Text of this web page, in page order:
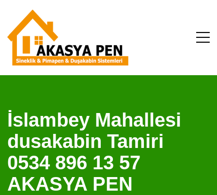
İslambey Mahallesi
dusakabin Tamiri
0534 896 13 57
AKASYA PEN